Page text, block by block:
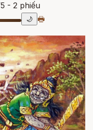
5 - 2phiếu
🌙 🖶